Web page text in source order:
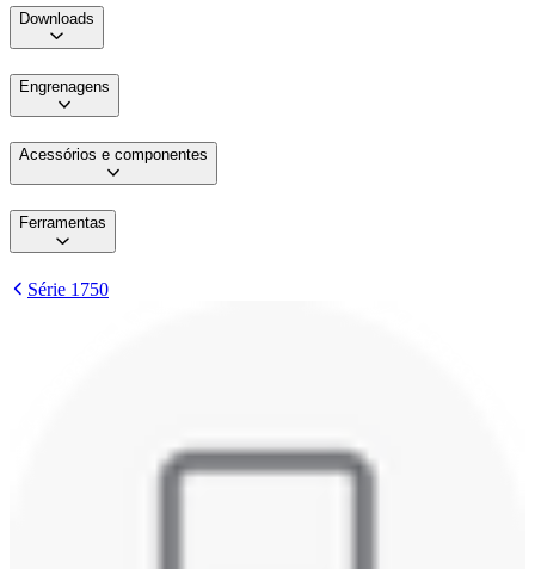
Downloads
Engrenagens
Acessórios e componentes
Ferramentas
Série 1750